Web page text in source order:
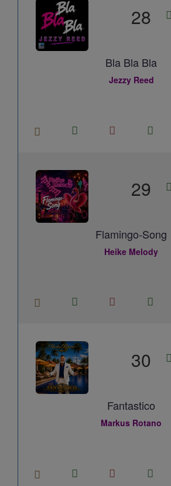
28
Bla Bla Bla
Jezzy Reed
29
Flamingo-Song
Heike Melody
30
Fantastico
Markus Rotano